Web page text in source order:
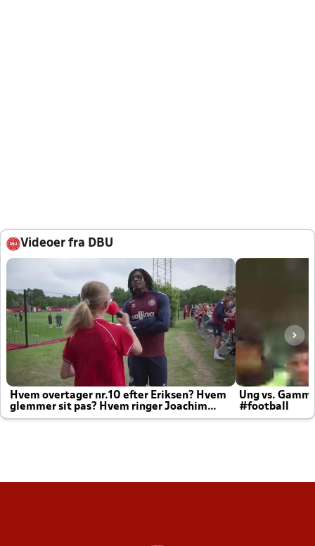
Videoer fra DBU
Hvem overtager nr.10 efter Eriksen? Hvem
glemmer sit pas? Hvem ringer Joachim
altid til efter kampe?
Ung vs.
#football